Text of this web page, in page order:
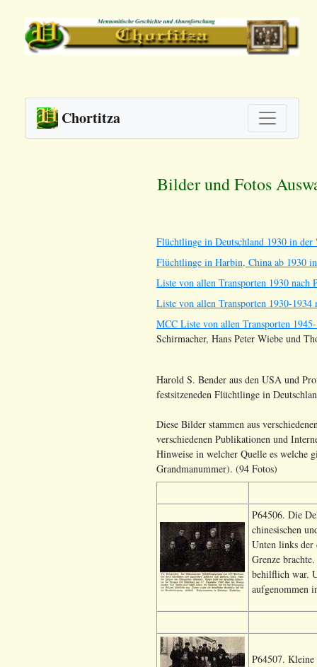
Chortitza
Bilder und Fotos
Flüchtlinge in Deutschland 1930 in
Flüchtlinge in Harbin, China ab 1930
Liste von allen Transporten 1930 nach
Liste von allen Transporten 1930-1934
MCC Liste von allen Transporten
Schirmacher, Hans Peter Wiebe und
Harold S. Bender aus den USA und
festsitzeneden Flüchtlinge in
Diese Bilder stammen aus
verschiedenen Publikationen und
Hinweise in welcher Quelle es welche
Grandmanummer). (94 Fotos)
P64506. Die
chinesischen
Unten links der
Grenze
behilflich war.
aufgenommen
P64507.